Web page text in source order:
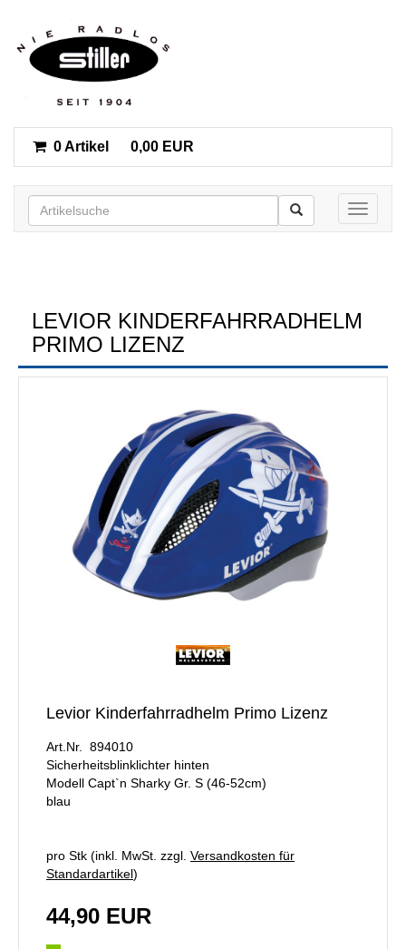
0 Artikel 0,00 EUR
Toggle
LEVIOR KINDERFAHRRADHELM
PRIMO LIZENZ
Levior Kinderfahrradhelm Primo Lizenz
Art.Nr. 894010
Sicherheitsblinklichter hinten
Modell Capt`n Sharky Gr. S (46-52cm)
blau
pro Stk (inkl. MwSt. zzgl. Versandkosten für
Standardartikel)
44,90 EUR